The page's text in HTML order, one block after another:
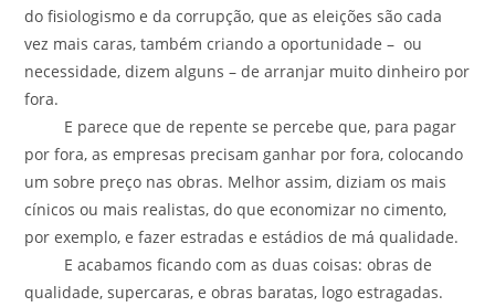
do fisiologismo e da corrupção, que as eleições são cada
vez mais caras, também criando a oportunidade – ou
necessidade, dizem alguns – de arranjar muito dinheiro por
fora.
E parece que de repente se percebe que, para pagar
por fora, as empresas precisam ganhar por fora, colocando
um sobre preço nas obras. Melhor assim, diziam os mais
cínicos ou mais realistas, do que economizar no cimento,
por exemplo, e fazer estradas e estádios de má qualidade.
E acabamos ficando com as duas coisas: obras de
qualidade, supercaras, e obras baratas, logo estragadas.